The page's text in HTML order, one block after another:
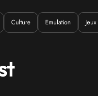
Où ? Quoi ?
Culture Emulation